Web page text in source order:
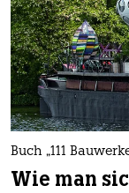
Buch „111
Wie man